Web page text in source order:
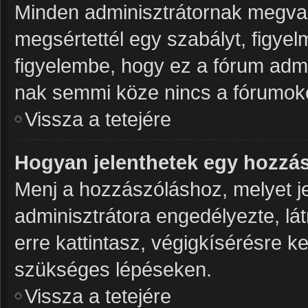
Minden adminisztrátornak
megsértettél egy szabályt,
figyelembe, hogy ez a fórum
nak semmi köze nincs a
Vissza a tetejére
Hogyan jelenthetek egy
Menj a hozzászóláshoz, melyet
adminisztrátora engedélyezte,
erre kattintasz, végigkísérésre
szükséges lépéseken.
Vissza a tetejére